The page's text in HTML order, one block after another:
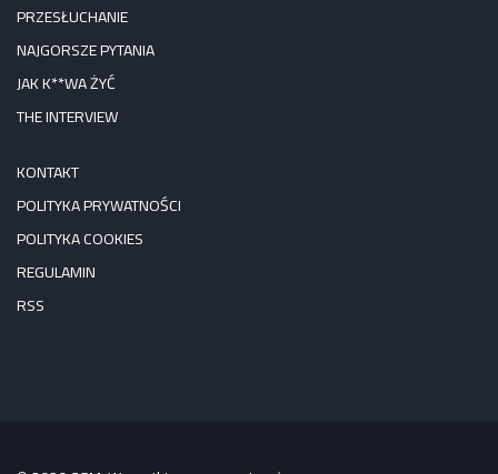
PRZESŁUCHANIE
NAJGORSZE PYTANIA
JAK K**WA ŻYĆ
THE INTERVIEW
KONTAKT
POLITYKA PRYWATNOŚCI
POLITYKA COOKIES
REGULAMIN
RSS